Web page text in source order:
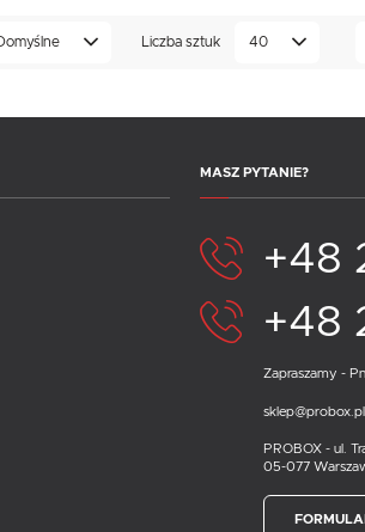
Domyślne Liczba sztuk 40
MASZ PYTANIE?
+48
+48
Zapraszamy -
sklep@probox.pl
PROBOX - ul.
05-077